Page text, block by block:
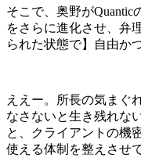
そこで、奥野がQuantic
をさらに進化させ、弁
られた状態で】自由か
ええー。所長の気まぐ
なさないと生き残れな
と、クライアントの機
使える体制を整えさせ